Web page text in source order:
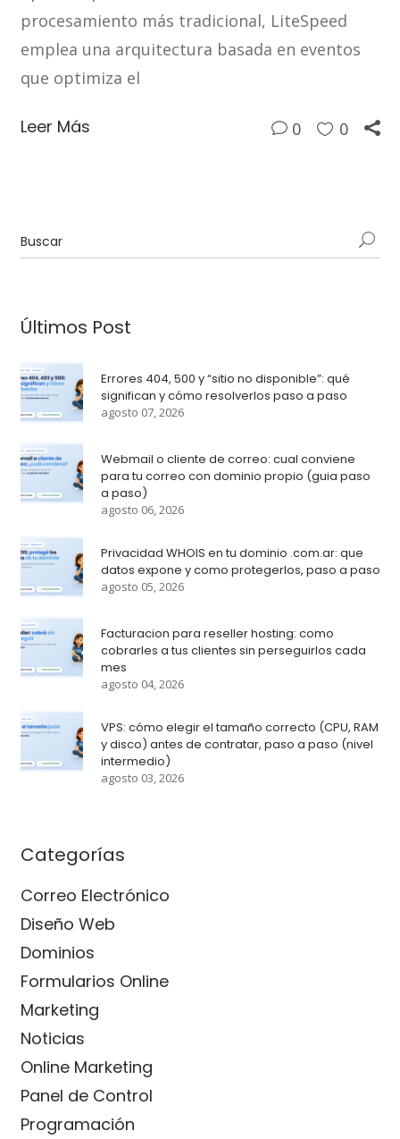
procesamiento más tradicional, LiteSpeed
emplea una arquitectura basada en eventos
que optimiza el
Leer Más 0 0
Últimos Post
Errores 404, 500 y “sitio no disponible”: qué
significan y cómo resolverlos paso a paso
agosto 07, 2026
Webmail o cliente de correo: cual conviene
para tu correo con dominio propio (guia paso
a paso)
agosto 06, 2026
Privacidad WHOIS en tu dominio .com.ar: que
datos expone y como protegerlos, paso a paso
agosto 05, 2026
Facturacion para reseller hosting: como
cobrarles a tus clientes sin perseguirlos cada
mes
agosto 04, 2026
VPS: cómo elegir el tamaño correcto (CPU, RAM
y disco) antes de contratar, paso a paso (nivel
intermedio)
agosto 03, 2026
Categorías
Correo Electrónico
Diseño Web
Dominios
Formularios Online
Marketing
Noticias
Online Marketing
Panel de Control
Programación